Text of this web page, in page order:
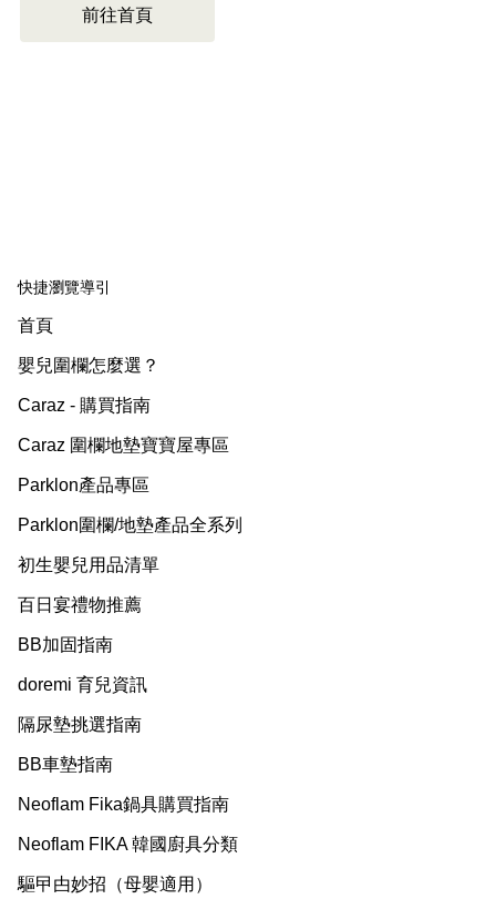
前往首頁
快捷瀏覽導引
首頁
嬰兒圍欄怎麼選？
Caraz - 購買指南
Caraz 圍欄地墊寶寶屋專區
Parklon產品專區
Parklon圍欄/地墊產品全系列
初生嬰兒用品清單
百日宴禮物推薦
BB加固指南
doremi 育兒資訊
隔尿墊挑選指南
BB車墊指南
Neoflam Fika鍋具購買指南
Neoflam FIKA 韓國廚具分類
驅曱甴妙招（母嬰適用）